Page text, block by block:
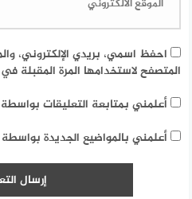
احفظ اسمي، بريدي الإلكتروني،
المتصفح لاستخدامها المرة المقبلة
أعلمني بمتابعة التعليقات بواسطة
أعلمني بالمواضيع الجديدة بواسطة